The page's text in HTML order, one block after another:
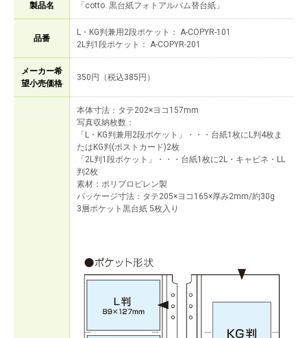
製品名 「cotto. 黒台紙フォトアルバム替台紙」
品番
L・KG判兼用2段ポケット： A-COPYR-101
2L判1段ポケット： A-COPYR-201
メーカー希
望小売価格
350円（税込385円）
本体寸法：タテ202×ヨコ157mm
写真収納枚数：
「L・KG判兼用2段ポケット」・・・台紙1枚にL判4枚ま
たはKG判(ポストカード)2枚
「2L判1段ポケット」・・・台紙1枚に2L・キャビネ・LL
判2枚
素材：ポリプロピレン製
パッケージ寸法：タテ205×ヨコ165×厚み2mm/約30g
3層ポケット黒台紙 5枚入り